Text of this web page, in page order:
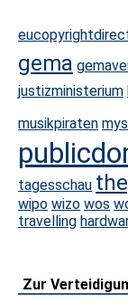
gema
justizministerium
musikpiraten
tagesschau
wipo wizo wos
travelling
Zur